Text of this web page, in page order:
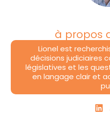
à propos
Lionel est
décisions judiciaires
législatives et les
en langage clair et